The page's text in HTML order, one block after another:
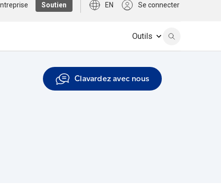
Soutien EN Se connecter
Outils
Clavardez avec nous